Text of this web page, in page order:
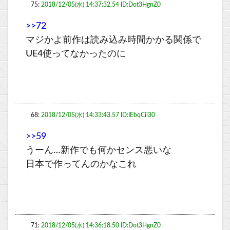
75: 2018/12/05(水) 14:37:32.54 ID:Dot3HgnZ0
>>72
マジかよ前作は読み込み時間かかる関係で
UE4使ってなかったのに
68: 2018/12/05(水) 14:33:43.57 ID:IEbqCii30
>>59
うーん…新作でも何かセンス悪いな
日本で作ってんのかなこれ
71: 2018/12/05(水) 14:36:18.50 ID:Dot3HgnZ0